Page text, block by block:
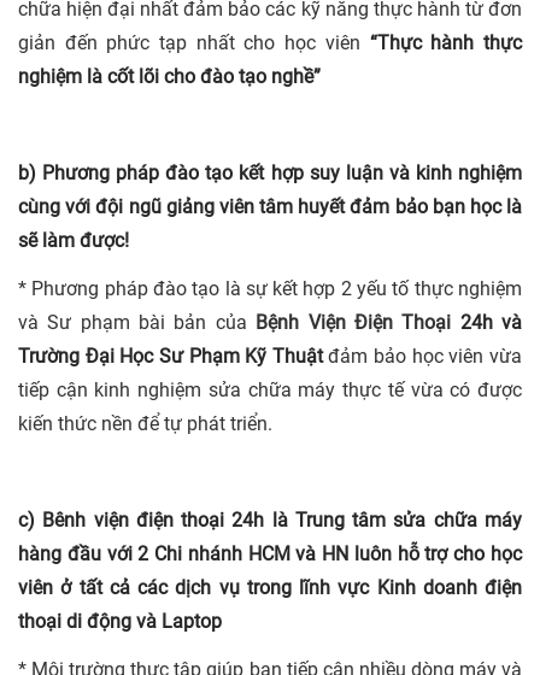
chữa hiện đại nhất đảm bảo các kỹ năng thực hành từ đơn
giản đến phức tạp nhất cho học viên “Thực hành thực
nghiệm là cốt lõi cho đào tạo nghề”
b) Phương pháp đào tạo kết hợp suy luận và kinh nghiệm
cùng với đội ngũ giảng viên tâm huyết đảm bảo bạn học là
sẽ làm được!
* Phương pháp đào tạo là sự kết hợp 2 yếu tố thực nghiệm
và Sư phạm bài bản của Bệnh Viện Điện Thoại 24h và
Trường Đại Học Sư Phạm Kỹ Thuật đảm bảo học viên vừa
tiếp cận kinh nghiệm sửa chữa máy thực tế vừa có được
kiến thức nền để tự phát triển.
c) Bênh viện điện thoại 24h là Trung tâm sửa chữa máy
hàng đầu với 2 Chi nhánh HCM và HN luôn hỗ trợ cho học
viên ở tất cả các dịch vụ trong lĩnh vực Kinh doanh điện
thoại di động và Laptop
* Môi trường thực tập giúp bạn tiếp cận nhiều dòng máy và